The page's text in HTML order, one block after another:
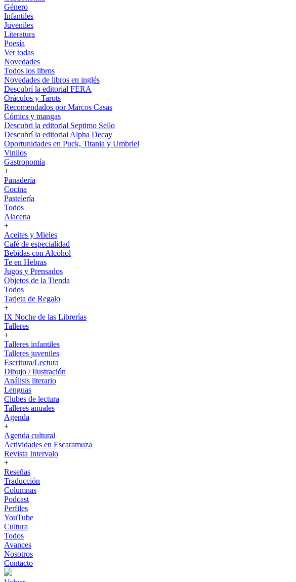
Género
Infantiles
Juveniles
Literatura
Poesía
Ver todas
Novedades
Todos los libros
Novedades de libros en inglés
Descubrí la editorial FERA
Oráculos y Tarots
Recomendados por Marcos Casas
Cómics y mangas
Descubri la editorial Septimo Sello
Descubrí la editorial Alpha Decay
Oportunidades en Puck, Titania y Umbriel
Vinilos
Gastronomía
+
Panadería
Cocina
Pastelería
Todos
Alacena
+
Aceites y Mieles
Café de especialidad
Bebidas con Alcohol
Te en Hebras
Jugos y Prensados
Objetos de la Tienda
Todos
Tarjeta de Regalo
+
IX Noche de las Librerías
Talleres
+
Talleres infantiles
Talleres juveniles
Escritura/Lectura
Dibujo / Ilustración
Análisis literario
Lenguas
Clubes de lectura
Talleres anuales
Agenda
+
Agenda cultural
Actividades en Escaramuza
Revista Intervalo
+
Reseñas
Traducción
Columnas
Podcast
Perfiles
YouTube
Cultura
Todos
Avances
Nosotros
Contacto